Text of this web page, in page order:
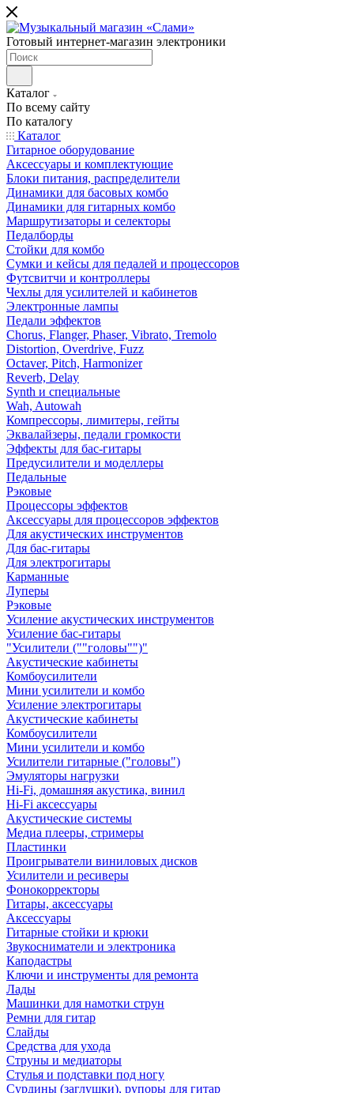
Готовый интернет-магазин электроники
Каталог
По всему сайту
По каталогу
Каталог
Гитарное оборудование
Аксессуары и комплектующие
Блоки питания, распределители
Динамики для басовых комбо
Динамики для гитарных комбо
Маршрутизаторы и селекторы
Педалборды
Стойки для комбо
Сумки и кейсы для педалей и процессоров
Футсвитчи и контроллеры
Чехлы для усилителей и кабинетов
Электронные лампы
Педали эффектов
Chorus, Flanger, Phaser, Vibrato, Tremolo
Distortion, Overdrive, Fuzz
Octaver, Pitch, Harmonizer
Reverb, Delay
Synth и специальные
Wah, Autowah
Компрессоры, лимитеры, гейты
Эквалайзеры, педали громкости
Эффекты для бас-гитары
Предусилители и моделлеры
Педальные
Рэковые
Процессоры эффектов
Аксессуары для процессоров эффектов
Для акустических инструментов
Для бас-гитары
Для электрогитары
Карманные
Луперы
Рэковые
Усиление акустических инструментов
Усиление бас-гитары
"Усилители (""головы"")"
Акустические кабинеты
Комбоусилители
Мини усилители и комбо
Усиление электрогитары
Акустические кабинеты
Комбоусилители
Мини усилители и комбо
Усилители гитарные ("головы")
Эмуляторы нагрузки
Hi-Fi, домашняя акустика, винил
Hi-Fi аксессуары
Акустические системы
Медиа плееры, стримеры
Пластинки
Проигрыватели виниловых дисков
Усилители и ресиверы
Фонокорректоры
Гитары, аксессуары
Аксессуары
Гитарные стойки и крюки
Звукосниматели и электроника
Каподастры
Ключи и инструменты для ремонта
Лады
Машинки для намотки струн
Ремни для гитар
Слайды
Средства для ухода
Струны и медиаторы
Стулья и подставки под ногу
Сурдины (заглушки), рупоры для гитар